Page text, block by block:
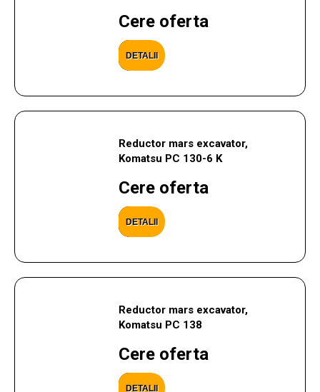
Cere oferta
DETALII
Reductor mars excavator,
Komatsu PC 130-6 K
Cere oferta
DETALII
Reductor mars excavator,
Komatsu PC 138
Cere oferta
DETALII